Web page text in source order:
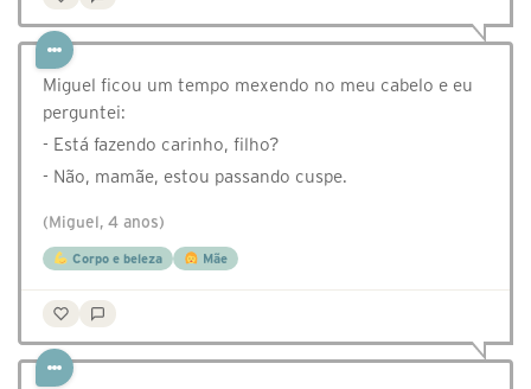
Miguel ficou um tempo mexendo no meu cabelo e eu
perguntei:⠀
- Está fazendo carinho, filho?⠀
- Não, mamãe, estou passando cuspe.⠀⠀
(Miguel, 4 anos)
Corpo e beleza Mãe